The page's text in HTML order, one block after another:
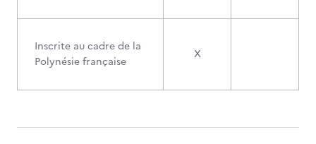
Inscrite au cadre de la
Polynésie française
X